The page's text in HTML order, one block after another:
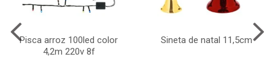
Pisca arroz 100led color
4,2m 220v 8f
Sineta de natal 11,5cm